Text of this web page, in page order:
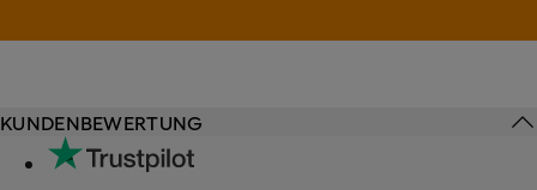
KUNDENBEWERTUNG